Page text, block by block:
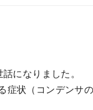
になりました。
症状（コンデンサ